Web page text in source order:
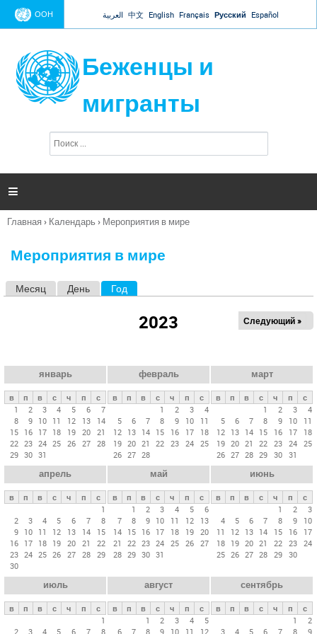
Jump to navigation
ООН العربية 中文 English Français Русский Español
Беженцы и
мигранты
п
и

Вы
Главная › Календарь › Мероприятия в мире
Мероприятия в мире
е
в
л
а
к
Месяц День Год
2023 Следующий »
январь
в п в с ч п
с
1
2 3 4 5 6
7
8
9 10 11 12 13
14
15 16 17 18 19 20 21
22 23 24 25 26 27 28
29 30 31
февраль
в п в с ч п
с
1
2 3
4
5
6 7 8 9 10
11
12 13 14 15 16 17
18
19 20 21 22 23 24 25
26 27 28
март
в п в с ч п
с
1
2 3
4
5
6 7 8 9 10
11
12 13 14 15 16 17
18
19 20 21 22 23 24 25
26 27 28 29 30 31
апрель
в п в с ч п
с
1
2
3 4 5 6 7
8
9 10 11 12 13 14
15
16 17 18 19 20 21
22
23 24 25 26 27 28 29
30
май
в п в с ч п
с
1
2 3 4 5
6
7
8 9 10 11 12
13
14 15 16 17 18 19 20
21
22 23 24 25 26 27
28 29 30 31
июнь
в п в с ч п
с
1
2
3
4
5 6 7 8 9
10
11
12 13 14 15 16
17
18 19 20 21 22 23 24
25 26 27 28 29 30
июль
в п в с ч п
с
1
2
3 4 5 6 7 8
август
в п в с ч п
с
1
2 3 4
5
6
7 8 9 10 11 12
сентябрь
в п в с ч п
с
1
2
3
4 5 6 7 8 9